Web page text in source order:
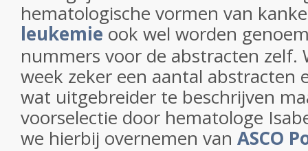
hematologische vormen van
leukemie ook wel worden
nummers voor de abstracten zelf.
week zeker een aantal abstracten
wat uitgebreider te beschrijven
voorselectie door hematologe
we hierbij overnemen van ASCO